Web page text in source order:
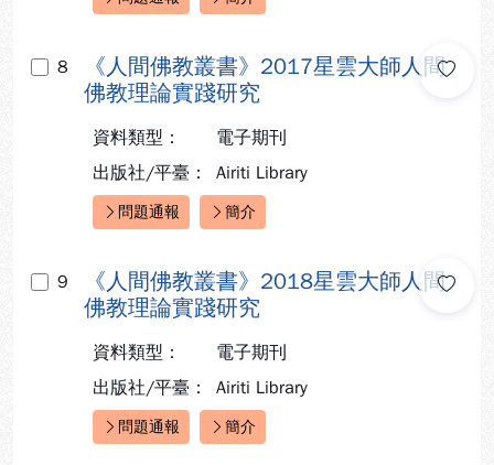
快速連結：
8
《人間佛教叢書》2017星雲大師人間
佛教理論實踐研究
資料類型：
電子期刊
出版社/平臺：
Airiti Library
快速連結：
問題通報 簡介
9
《人間佛教叢書》2018星雲大師人間
佛教理論實踐研究
資料類型：
電子期刊
出版社/平臺：
Airiti Library
快速連結：
問題通報 簡介